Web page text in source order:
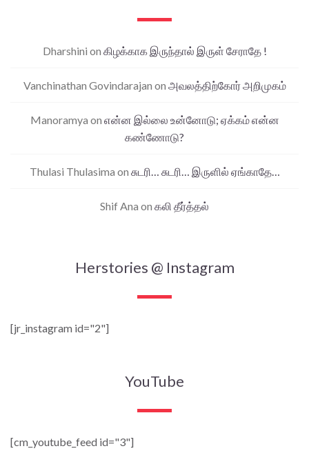
Dharshini on கிழக்காக இருந்தால் இருள் சேராதே !
Vanchinathan Govindarajan on அவலத்திற்கோர் அறிமுகம்
Manoramya on என்ன இல்லை உன்னோடு; ஏக்கம் என்ன
கண்ணோடு?
Thulasi Thulasima on சுடரி… சுடரி… இருளில் ஏங்காதே…
Shif Ana on கலி தீர்த்தல்
Herstories @ Instagram
[jr_instagram id="2"]
YouTube
[cm_youtube_feed id="3"]